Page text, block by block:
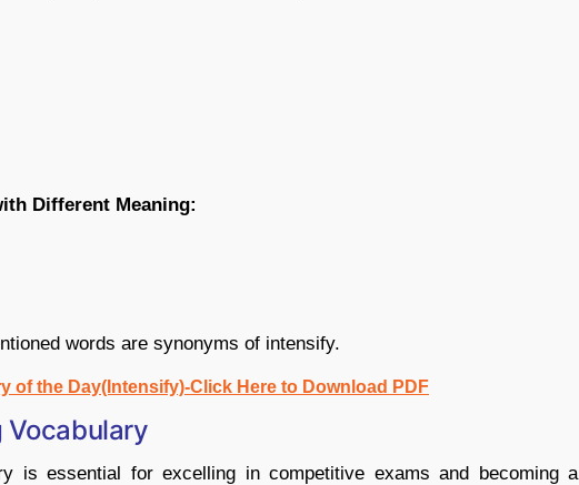
Different Meaning:
words are synonyms of intensify.
of the Day(Intensify)-Click Here to Download PDF
Vocabulary
is essential for excelling in competitive exams and becoming a